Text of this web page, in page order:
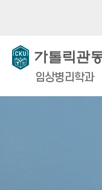
임상병리학과